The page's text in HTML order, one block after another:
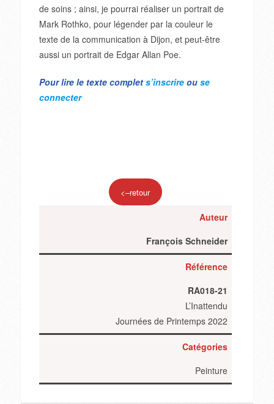
de soins ; ainsi, je pourrai réaliser un portrait de
Mark Rothko, pour légender par la couleur le
texte de la communication à Dijon, et peut-être
aussi un portrait de Edgar Allan Poe.
Pour lire le texte complet s’inscrireou se
connecter
<–retour
Auteur
François Schneider
Référence
RA018-21
L’Inattendu
Journées de Printemps 2022
Catégories
Peinture